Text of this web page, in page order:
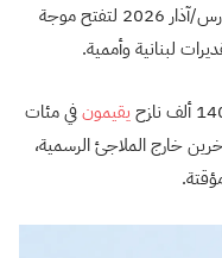
جاءت الضربات وأوامر الإخلاء الإسرائيلية في مارس/آذار 2026 لتفتح موجة
لبنانية وأممية.
يقيمونفي مئات
خارج الملاجئ الرسمية،